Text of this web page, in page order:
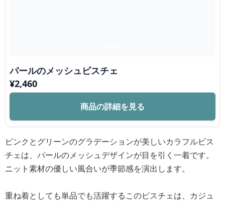
パールのメッシュビスチェ
¥2,460
商品の詳細を見る
ピンクとグリーンのグラデーションが美しいカラフルビス
チェは、パールのメッシュデザインが目を引く一着です。
ニット素材の優しい風合いが季節感を演出します。
重ね着としても単品でも活躍するこのビスチェは、カジュ